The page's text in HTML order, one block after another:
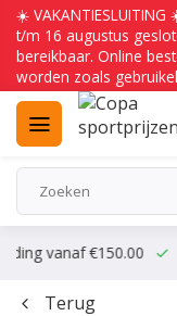
☀️
t/m 16 augustus
bereikbaar. Online
worden zoals
vanaf €150.00
Terug